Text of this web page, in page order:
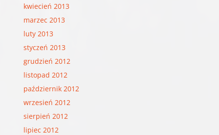
kwiecień 2013
marzec 2013
luty 2013
styczeń 2013
grudzień 2012
listopad 2012
październik 2012
wrzesień 2012
sierpień 2012
lipiec 2012